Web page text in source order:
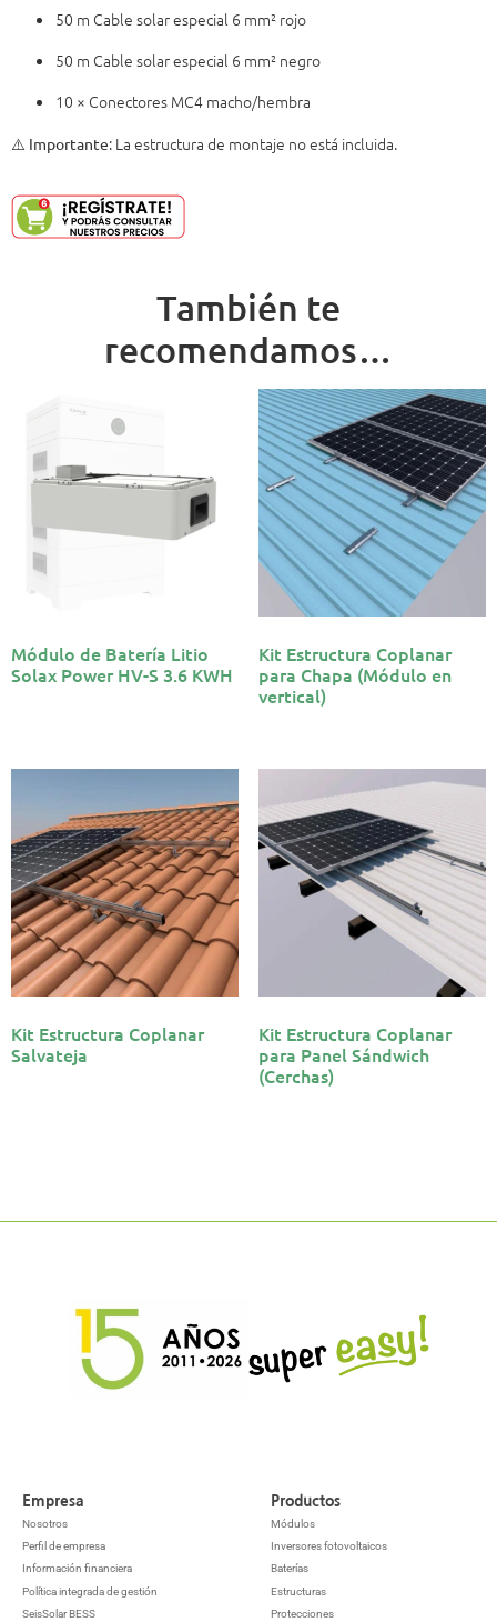
50 m Cable solar especial 6 mm² rojo
50 m Cable solar especial 6 mm² negro
10 × Conectores MC4 macho/hembra
⚠️ Importante: La estructura de montaje no está incluida.
También te
recomendamos…
Módulo de Batería Litio
Solax Power HV-S 3.6 KWH
Kit Estructura Coplanar
para Chapa (Módulo en
vertical)
Kit Estructura Coplanar
Salvateja
Kit Estructura Coplanar
para Panel Sándwich
(Cerchas)
Empresa
Nosotros
Perfil de empresa
Información financiera
Política integrada de gestión
SeisSolar BESS
Productos
Módulos
Inversores fotovoltaicos
Baterías
Estructuras
Protecciones